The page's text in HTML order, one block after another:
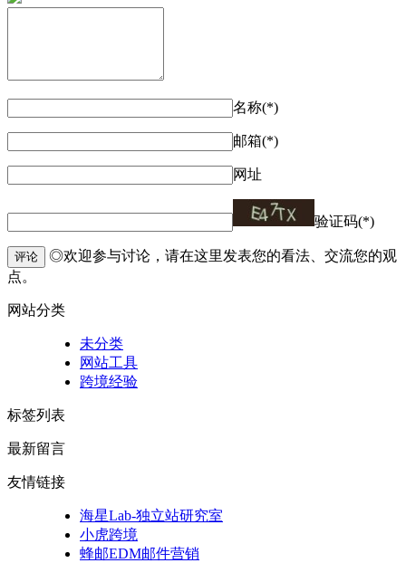
名称(*)
邮箱(*)
网址
验证码(*)
评论
◎欢迎参与讨论，请在这里发表您的看法、交流您的观
点。
网站分类
未分类
网站工具
跨境经验
标签列表
最新留言
友情链接
海星Lab-独立站研究室
小虎跨境
蜂邮EDM邮件营销